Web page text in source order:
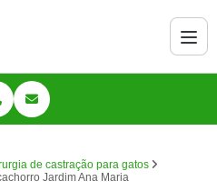
de castração para gatos
Jardim Ana Maria